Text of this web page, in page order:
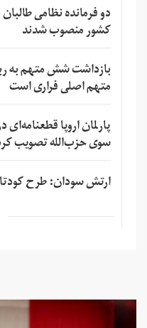
دو فرمانده نظامی
کشور منصوب شدند
بازداشت شش متهم به
متهم اصلی فراری است
پارلمان اروپا
سوی حزب‌الله تصویب
ارتش سودان: طرح